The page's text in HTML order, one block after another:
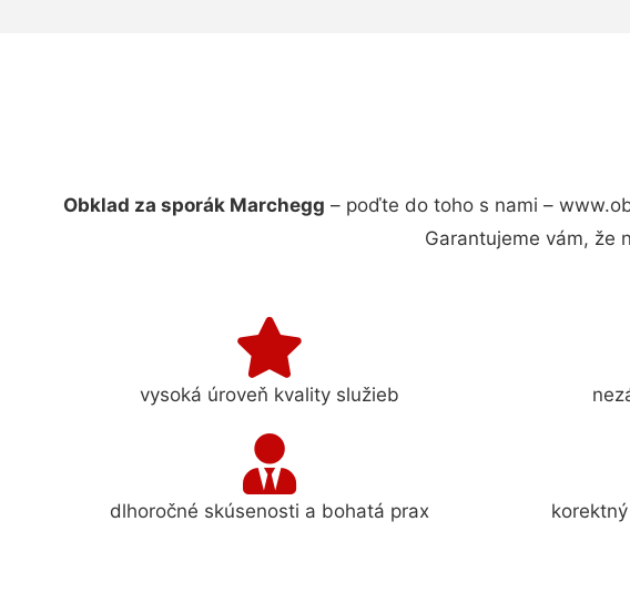
Obklad za sporák Marchegg – poďte do toho s nami –
Garantujeme vám, že
vysoká úroveň kvality služieb
dlhoročné skúsenosti a bohatá prax